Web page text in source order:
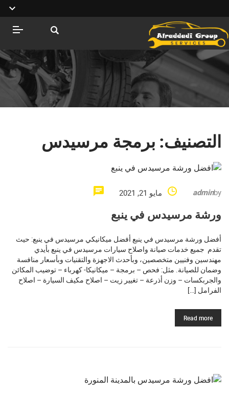
التصنيف: برمجة مرسيدس
by
admin مايو 21, 2021
ورشة مرسيدس في ينبع
أفضل ورشة مرسيدس في ينبع أفضل ميكانيكي مرسيدس في ينبع: حيث
تقدم جميع خدمات صيانة واصلاح سيارات مرسيدس في ينبع بأيدي
مهندسين وفنيين متخصصين، وبأحدث الاجهزة والتقنيات وبأسعار منافسة
وضمان للصيانة. مثل: فحص – برمجة – ميكانيكا- كهرباء – توضيب المكائن
والجربكسات – وزن أذرعة – تغيير زيت – اصلاح مكيف السيارة – اصلاح
الفرامل […]
Read more